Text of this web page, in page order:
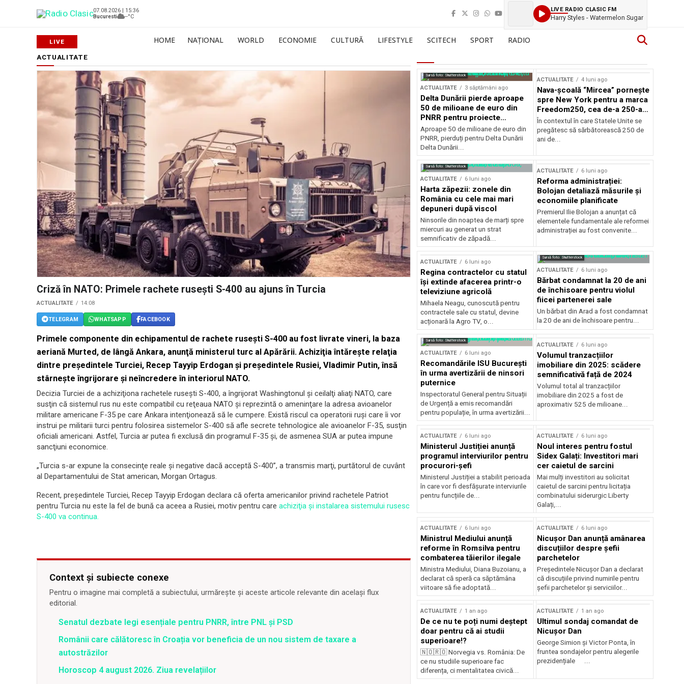
07.08.2026 | 15:36
Bucuresti
--°C
LIVE RADIO CLASIC FM
Harry Styles - Watermelon Sugar
HOME NAȚIONAL WORLD ECONOMIE CULTURĂ LIFESTYLE SCITECH SPORT RADIO
ACTUALITATE
Criză în NATO: Primele rachete ruseşti S-400 au ajuns în Turcia
ACTUALITATE 14:08
TELEGRAM WHATSAPP FACEBOOK
Primele componente din echipamentul de rachete ruseşti S-400 au fost livrate vineri, la baza
aeriană Murted, de lângă Ankara, anunţă ministerul turc al Apărării. Achiziţia întăreşte relaţia
dintre preşedintele Turciei, Recep Tayyip Erdogan şi preşedintele Rusiei, Vladimir Putin, însă
stârneşte îngrijorare şi neîncredere în interiorul NATO.
Decizia Turciei de a achiziţiona rachetele ruseşti S-400, a îngrijorat Washingtonul şi ceilalţi aliaţi NATO, care
susţin că sistemul rus nu este compatibil cu reţeaua NATO şi reprezintă o ameninţare la adresa avioanelor
militare americane F-35 pe care Ankara intenţionează să le cumpere. Există riscul ca operatorii ruşi care îi vor
instrui pe militarii turci pentru folosirea sistemelor S-400 să afle secrete tehnologice ale avioanelor F-35, susţin
oficiali americani. Astfel, Turcia ar putea fi exclusă din programul F-35 şi, de asmenea SUA ar putea impune
sancţiuni economice.
„Turcia s-ar expune la consecinţe reale şi negative dacă acceptă S-400”, a transmis marţi, purtătorul de cuvânt
al Departamentului de Stat american, Morgan Ortagus.
Recent, preşedintele Turciei, Recep Tayyip Erdogan declara că oferta americanilor privind rachetele Patriot
pentru Turcia nu este la fel de bună ca aceea a Rusiei, motiv pentru care achiziţia şi instalarea sistemului rusesc
S-400 va continua.
Context și subiecte conexe
Pentru o imagine mai completă a subiectului, urmărește și aceste articole relevante din același flux
editorial.
Senatul dezbate legi esențiale pentru PNRR, între PNL și PSD
Românii care călătoresc în Croația vor beneficia de un nou sistem de taxare a
autostrăzilor
Horoscop 4 august 2026. Ziua revelațiilor
Sursă foto: Shutterstock
ACTUALITATE 3 săptămâni ago
Delta Dunării pierde aproape
50 de milioane de euro din
PNRR pentru proiecte
esențiale
Aproape 50 de milioane de euro din
PNRR, pierduți pentru Delta Dunării
Delta Dunării...
ACTUALITATE 4 luni ago
Nava-școală “Mircea” pornește
spre New York pentru a marca
Freedom250, cea de-a 250-a
aniversare a Statelor Unite
În contextul în care Statele Unite se
pregătesc să sărbătorească 250 de
ani de...
Sursă foto: Shutterstock
ACTUALITATE 6 luni ago
Harta zăpezii: zonele din
România cu cele mai mari
depuneri după viscol
Ninsorile din noaptea de marți spre
miercuri au generat un strat
semnificativ de zăpadă...
ACTUALITATE 6 luni ago
Reforma administrației:
Bolojan detaliază măsurile și
economiile planificate
Premierul Ilie Bolojan a anunțat că
elementele fundamentale ale reformei
administrației au fost convenite...
ACTUALITATE 6 luni ago
Regina contractelor cu statul
își extinde afacerea printr-o
televiziune agricolă
Mihaela Neagu, cunoscută pentru
contractele sale cu statul, devine
acționară la Agro TV, o...
Sursă foto: Shutterstock
ACTUALITATE 6 luni ago
Bărbat condamnat la 20 de ani
de închisoare pentru violul
fiicei partenerei sale
Un bărbat din Arad a fost condamnat
la 20 de ani de închisoare pentru...
Sursă foto: Shutterstock
ACTUALITATE 6 luni ago
Recomandările ISU București
în urma avertizării de ninsori
puternice
Inspectoratul General pentru Situații
de Urgență a emis recomandări
pentru populație, în urma avertizării...
ACTUALITATE 6 luni ago
Volumul tranzacțiilor
imobiliare din 2025: scădere
semnificativă față de 2024
Volumul total al tranzacțiilor
imobiliare din 2025 a fost de
aproximativ 525 de milioane...
ACTUALITATE 6 luni ago
Ministerul Justiției anunță
programul interviurilor pentru
procurori-șefi
Ministerul Justiției a stabilit perioada
în care vor fi desfășurate interviurile
pentru funcțiile de...
ACTUALITATE 6 luni ago
Noul interes pentru fostul
Sidex Galați: Investitori mari
cer caietul de sarcini
Mai mulți investitori au solicitat
caietul de sarcini pentru licitația
combinatului siderurgic Liberty
Galați,...
ACTUALITATE 6 luni ago
Ministrul Mediului anunță
reforme în Romsilva pentru
combaterea tăierilor ilegale
Ministra Mediului, Diana Buzoianu, a
declarat că speră ca săptămâna
viitoare să fie adoptată...
ACTUALITATE 6 luni ago
Nicușor Dan anunță amânarea
discuțiilor despre șefii
parchetelor
Președintele Nicușor Dan a declarat
că discuțiile privind numirile pentru
șefii parchetelor și serviciilor...
ACTUALITATE 1 an ago
De ce nu te poți numi deștept
doar pentru că ai studii
superioare!?
🇳🇴🇷🇴 Norvegia vs. România: De
ce nu studiile superioare fac
diferența, ci mentalitatea civică...
ACTUALITATE 1 an ago
Ultimul sondaj comandat de
Nicușor Dan
George Simion și Victor Ponta, în
fruntea sondajelor pentru alegerile
prezidențiale ...